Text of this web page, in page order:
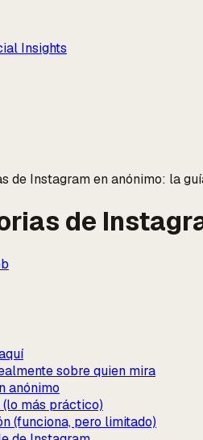
Insights
de Instagram en anónimo: la
de
sobre quien mira
anónimo
(lo más práctico)
(funciona, pero limitado)